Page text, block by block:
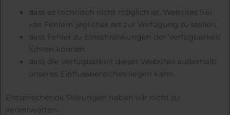
dass es technisch nicht möglich ist, Websites frei
von Fehlern jeglicher Art zur Verfügung zu stellen,
dass Fehler zu Einschränkungen der Verfügbarkeit
führen können,
dass die Verfügbarkeit dieser Websites außerhalb
unseres Einflussbereiches liegen kann.
Entsprechende Störungen haben wir nicht zu
verantworten.